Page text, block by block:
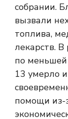
собрании.
вызвали
топлива,
лекарств.
по меньшей
13 умерло
помощи из-